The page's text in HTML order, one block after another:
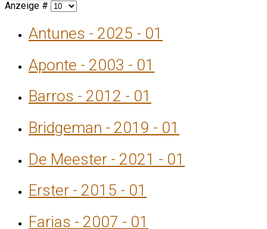
Anzeige #
Antunes - 2025 - 01
Aponte - 2003 - 01
Barros - 2012 - 01
Bridgeman - 2019 - 01
De Meester - 2021 - 01
Erster - 2015 - 01
Farias - 2007 - 01